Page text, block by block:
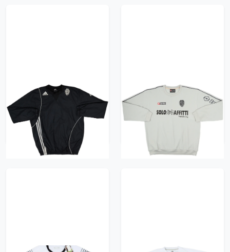
2010-11 AS Cesena
adidas Drill Top - 8/10
522 kr / £59.99
2005-06 Cesena Lotto
Sweat Top - 8/10 - (XL)
522 kr / £59.99